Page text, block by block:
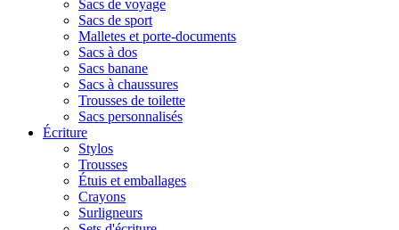
Sacs de voyage
Sacs de sport
Malletes et porte-documents
Sacs à dos
Sacs banane
Sacs à chaussures
Trousses de toilette
Sacs personnalisés
Écriture
Stylos
Trousses
Étuis et emballages
Crayons
Surligneurs